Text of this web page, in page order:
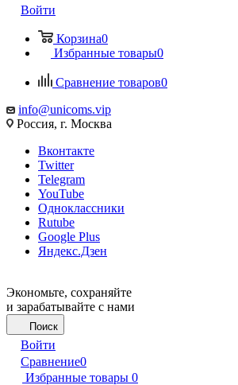
Войти
Корзина0
Избранные товары0
Сравнение товаров0
info@unicoms.vip
Россия, г. Москва
Вконтакте
Twitter
Telegram
YouTube
Одноклассники
Rutube
Google Plus
Яндекс.Дзен
Экономьте, сохраняйте
и зарабатывайте с нами
Поиск
Войти
Сравнение0
Избранные товары 0